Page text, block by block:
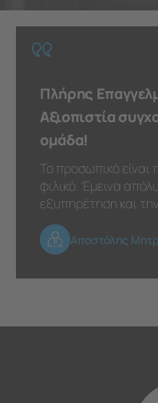
Πλήρης
Αξιοπιστία
ομάδα!
Το προσωπικό είναι
φιλικό. Έμεινα
εξυπηρέτηση και
Αποστόλης